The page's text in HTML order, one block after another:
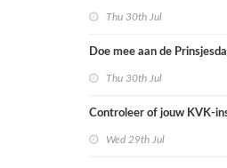
Thu 30th Jul
Doe mee aan de
Thu 30th Jul
Controleer of jouw KVK-
Wed 29th Jul